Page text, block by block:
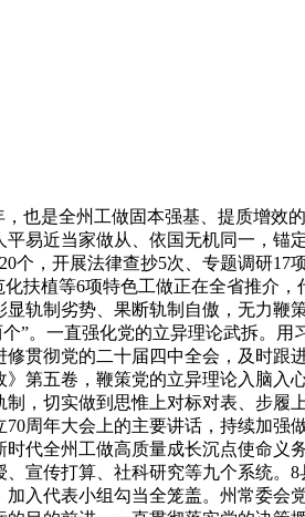
是全州工做固本强基、提质增效
易近当家做从、依国无机同一，锚
个，开展法律查抄5次、专题调研
扶植等6项特色工做正在全省推介
轨制劣势、果断轨制自傲，无力鞭
”。一直强化党的立异理论武拆。
修贯彻党的二十届四中全会，及时
第五卷，鞭策党的立异理论入脑
，切实做到思惟上对标对表、步
周年大会上的主要讲话，持续加
代全州工做高质量成长沉点使命
宣传打算、社科研究等九个系统。
入代表小组勾当全笼盖。州常委